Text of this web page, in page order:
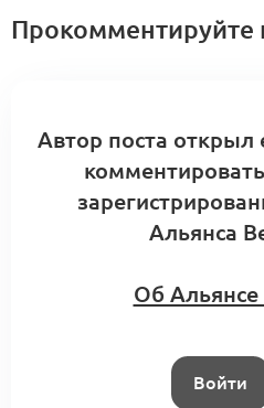
3 комментария
инструкцию по
0 комментариев
Альянс x Beinopen
Автор поста открыл
Альянса
Об Альянсе
Войти